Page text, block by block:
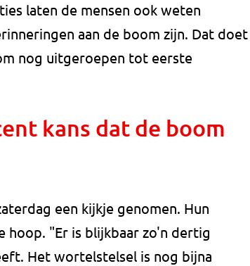
laten de mensen ook weten
aan de boom zijn. Dat doet
nog uitgeroepen tot eerste
kans dat de boom
een kijkje genomen. Hun
hoop. "Er is blijkbaar zo'n dertig
Het wortelstelsel is nog bijna